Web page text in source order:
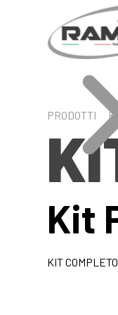
PRODOTTI
Kit
KIT